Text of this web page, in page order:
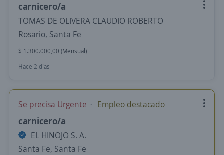
carnicero/a
TOMAS DE OLIVERA CLAUDIO ROBERTO
Rosario, Santa Fe
$ 1.300.000,00 (Mensual)
Hace 2 días
Se precisa Urgente Empleo destacado
carnicero/a
EL HINOJO S. A.
Santa Fe, Santa Fe